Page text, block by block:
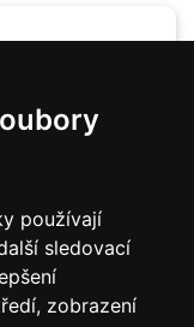
používají
sledovací
zobrazení